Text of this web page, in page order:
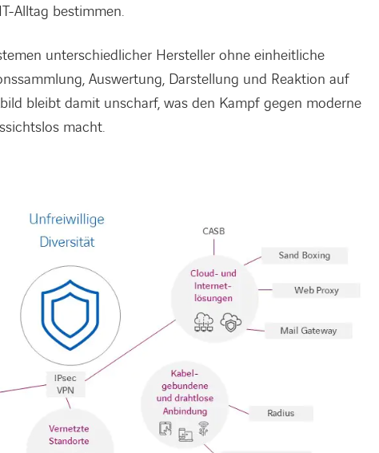
Alltag bestimmen.
unterschiedlicher Hersteller ohne einheitliche
Auswertung, Darstellung und Reaktion auf
bleibt damit unscharf, was den Kampf gegen moderne
macht.